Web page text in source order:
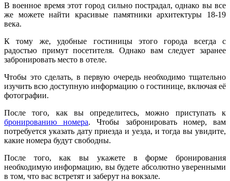
В военное время этот город сильно пострадал, однако вы все
же можете найти красивые памятники архитектуры 18-19
века.
К тому же, удобные гостиницы этого города всегда с
радостью примут посетителя. Однако вам следует заранее
забронировать место в отеле.
Чтобы это сделать, в первую очередь необходимо тщательно
изучить всю доступную информацию о гостинице, включая её
фотографии.
После того, как вы определитесь, можно приступать к
бронированию номера. Чтобы забронировать номер, вам
потребуется указать дату приезда и уезда, и тогда вы увидите,
какие номера будут свободны.
После того, как вы укажете в форме бронирования
необходимую информацию, вы будете абсолютно уверенными
в том, что вас встретят и заберут на вокзале.